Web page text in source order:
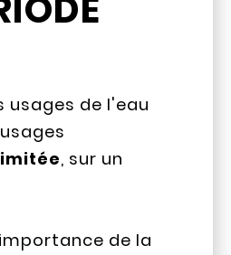
usages de l'eau
, sur un
de la